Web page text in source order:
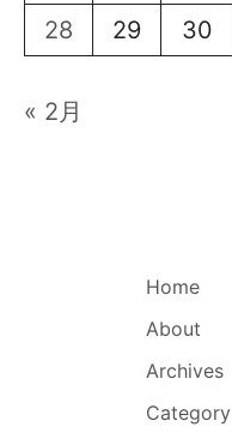
28
29 30
« 2月
Home
About
Archives
Category